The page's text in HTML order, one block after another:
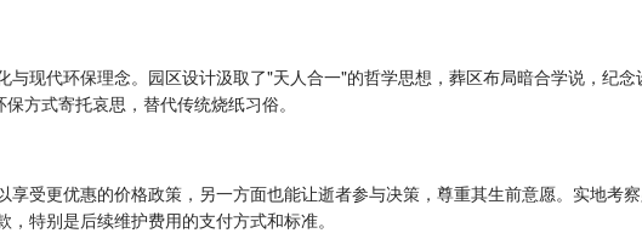
现代环保理念。园区设计汲取了"天人合一"的哲学思想，葬区布局暗合学说，纪
方式寄托哀思，替代传统烧纸习俗。
受更优惠的价格政策，另一方面也能让逝者参与决策，尊重其生前意愿。实地考
特别是后续维护费用的支付方式和标准。